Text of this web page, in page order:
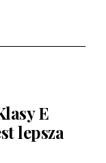
E
lepsza